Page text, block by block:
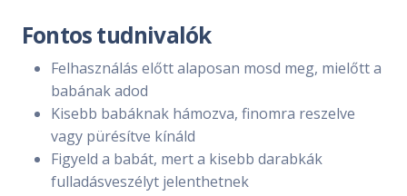
Fontos tudnivalók
Felhasználás előtt alaposan mosd meg, mielőtt a
babának adod
Kisebb babáknak hámozva, finomra reszelve
vagy pürésítve kínáld
Figyeld a babát, mert a kisebb darabkák
fulladásveszélyt jelenthetnek